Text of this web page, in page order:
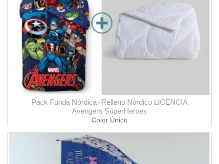
Pack Funda Nórdica+Relleno Nórdico LICENCIA
Avengers SúperHeroes
Color Único